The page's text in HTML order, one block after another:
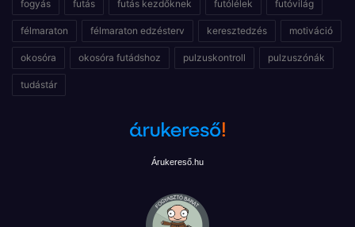
fogyás futás futás kezdőknek futólélek futóvilág
félmaraton félmaraton edzésterv keresztedzés motiváció
okosóra okosóra futádshoz pulzuskontroll pulzuszónák
tudástár
Árukereső.hu